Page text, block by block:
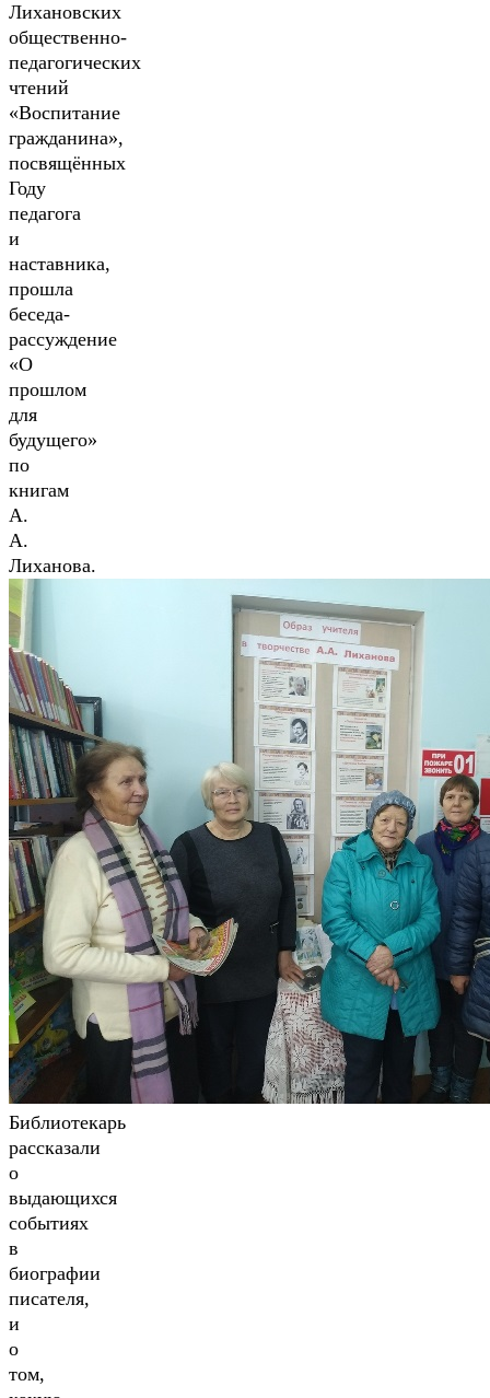
Лихановских
общественно-
педагогических
чтений
«Воспитание
гражданина»,
посвящённых
Году
педагога
и
наставника,
прошла
беседа-
рассуждение
«О
прошлом
для
будущего»
по
книгам
А.
А.
Лиханова.
Библиотекарь
рассказали
о
выдающихся
событиях
в
биографии
писателя,
и
о
том,